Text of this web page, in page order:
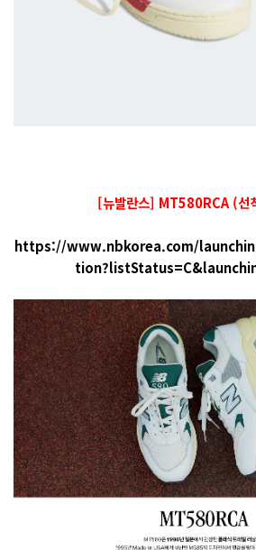
[뉴발란스] MT580RCA (
https://www.nbkorea.com/